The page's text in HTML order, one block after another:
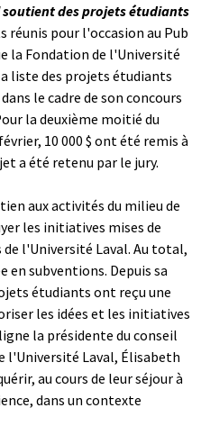
des projets étudiants
réunis pour l'occasion au Pub
la Fondation de l'Université
liste des projets étudiants
le cadre de son concours
la deuxième moitié du
10 000 $ ont été remis à
a été retenu par le jury.
aux activités du milieu de
les initiatives mises de
l'Université Laval. Au total,
en subventions. Depuis sa
étudiants ont reçu une
les idées et les initiatives
la présidente du conseil
l'Université Laval, Élisabeth
au cours de leur séjour à
dans un contexte